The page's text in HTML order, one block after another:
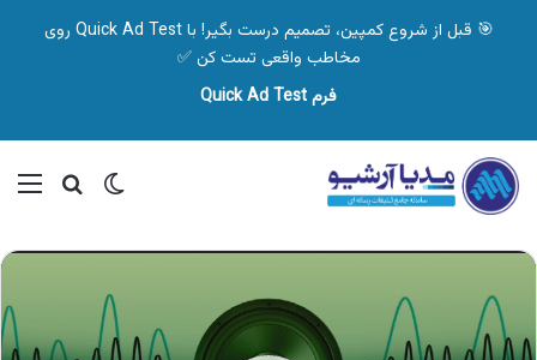
🎯 قبل از شروع کمپین، تصمیم درست بگیر! با Quick Ad Test روی
مخاطب واقعی تست کن ✅
فرم Quick Ad Test
تغییر پوسته
نمایشگر
ویدیو